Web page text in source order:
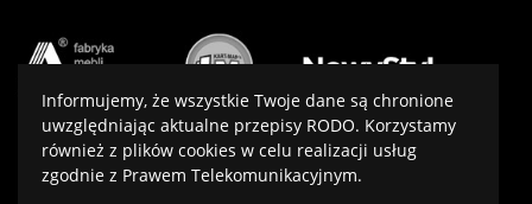
Projekt i wykonanie:virtualmedia.pl
Informujemy, że wszystkie Twoje dane są chronione
uwzględniając aktualne przepisy RODO. Korzystamy
również z plików cookies w celu realizacji usług
zgodnie z Prawem Telekomunikacyjnym.